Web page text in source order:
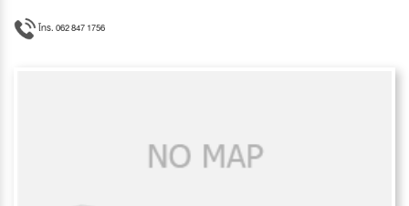
โทร. 062 847 1756